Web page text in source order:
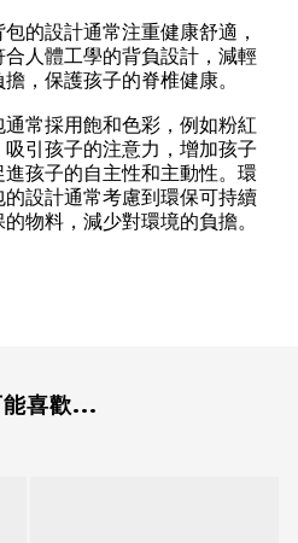
的設計通常注重健康舒適，
人體工學的背負設計，減輕
，保護孩子的脊椎健康。
常採用飽和色彩，例如粉紅
引孩子的注意力，增加孩子
孩子的自主性和主動性。環
設計通常考慮到環保可持續
物料，減少對環境的負擔。
喜歡...